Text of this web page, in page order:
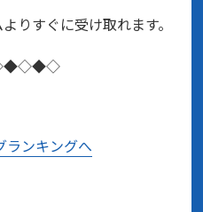
りすぐに受け取れます。
ランキングへ